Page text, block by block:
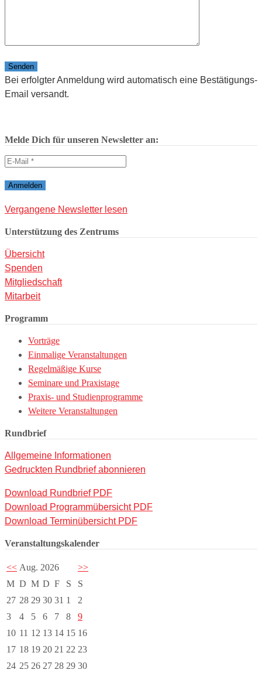
Bitte lasse dieses Feld leer.
Bei erfolgter Anmeldung wird automatisch eine Bestätigungs-
Email versandt.
Melde Dich für unseren Newsletter an:
Vergangene Newsletter lesen
Unterstützung des Zentrums
Übersicht
Spenden
Mitgliedschaft
Mitarbeit
Programm
Vorträge
Einmalige Veranstaltungen
Regelmäßige Kurse
Seminare und Praxistage
Praxis- und Studienprogramme
Weitere Veranstaltungen
Rundbrief
Allgemeine Informationen
Gedruckten Rundbrief abonnieren
Download Rundbrief PDF
Download Programmübersicht PDF
Download Terminübersicht PDF
Veranstaltungskalender
<< Aug. 2026
>>
M D M D F S
S
27 28 29 30 31 1
2
3
4 5 6 7 8
9
10 11 12 13 14 15 16
17 18 19 20 21 22 23
24 25 26 27 28 29 30